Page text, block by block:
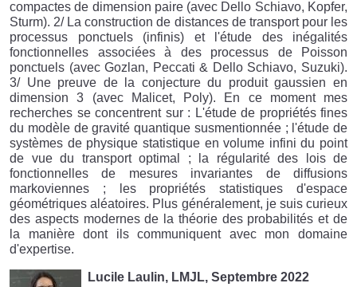
compactes de dimension paire (avec Dello Schiavo, Kopfer,
Sturm). 2/ La construction de distances de transport pour les
processus ponctuels (infinis) et l'étude des inégalités
fonctionnelles associées à des processus de Poisson
ponctuels (avec Gozlan, Peccati & Dello Schiavo, Suzuki).
3/ Une preuve de la conjecture du produit gaussien en
dimension 3 (avec Malicet, Poly). En ce moment mes
recherches se concentrent sur : L'étude de propriétés fines
du modèle de gravité quantique susmentionnée ; l'étude de
systèmes de physique statistique en volume infini du point
de vue du transport optimal ; la régularité des lois de
fonctionnelles de mesures invariantes de diffusions
markoviennes ; les propriétés statistiques d'espace
géométriques aléatoires. Plus généralement, je suis curieux
des aspects modernes de la théorie des probabilités et de
la manière dont ils communiquent avec mon domaine
d'expertise.
Lucile Laulin, LMJL, Septembre 2022